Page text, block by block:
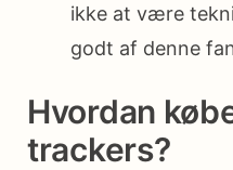
ikke at være
godt af denne
Hvordan
trackers?